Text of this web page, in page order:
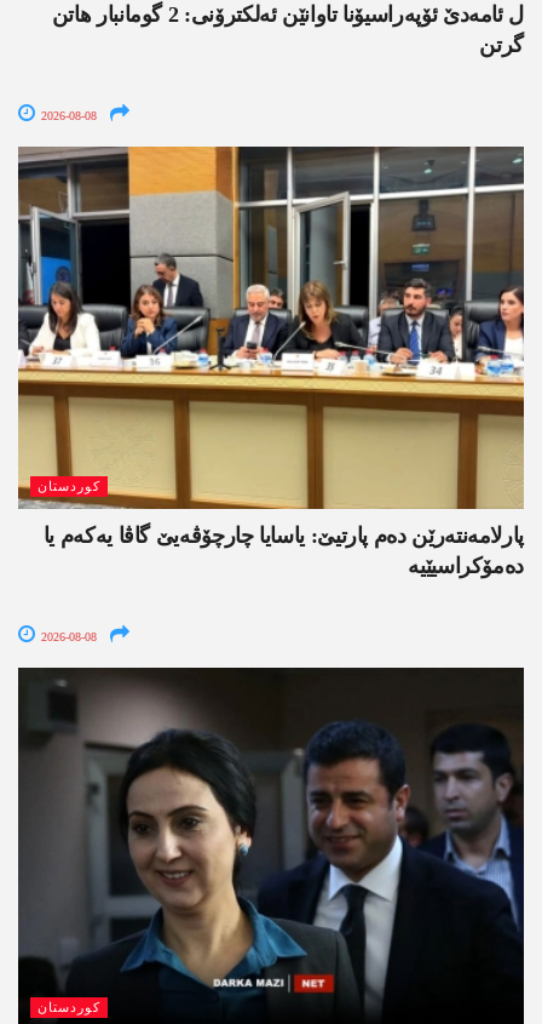
ل ئامەدێ ئۆپەراسیۆنا تاوانێن ئەلکترۆنی: 2 گومانبار ھاتن
گرتن
2026-08-08
کوردستان
پارلامەنتەرێن دەم پارتیێ: یاسایا چارچۆڤەیێ گاڤا یەکەم یا
دەمۆکراسیێیە
2026-08-08
کوردستان